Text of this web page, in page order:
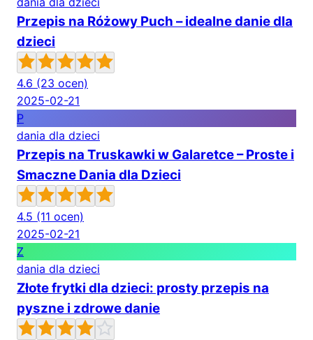
Przepis na Różowy Puch – idealne danie dla
dzieci
4.6 (23 ocen)
2025-02-21
P
dania dla dzieci
Przepis na Truskawki w Galaretce – Proste i
Smaczne Dania dla Dzieci
4.5 (11 ocen)
2025-02-21
Z
dania dla dzieci
Złote frytki dla dzieci: prosty przepis na
pyszne i zdrowe danie